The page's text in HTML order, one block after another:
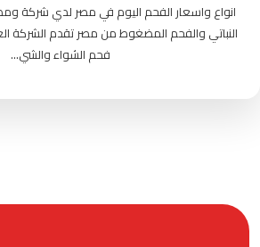
انواع واسعار الفحم اليوم في مصر لدي شركة
النباتي والفحم المضغوط من مصر تقدم الشركة
فحم الشواء والشي...